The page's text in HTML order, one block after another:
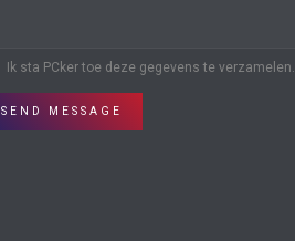
Ik sta PCker toe deze gegevens te verzamelen.
SEND MESSAGE